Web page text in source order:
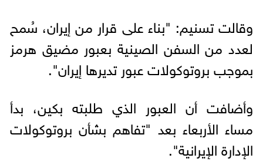
وقالت تسنيم: "بناء على قرار من إيران، سُمح
لعدد من السفن الصينية بعبور مضيق هرمز
بموجب بروتوكولات عبور تديرها إيران".
وأضافت أن العبور الذي طلبته بكين، بدأ
مساء الأربعاء بعد "تفاهم بشأن بروتوكولات
الإدارة الإيرانية".